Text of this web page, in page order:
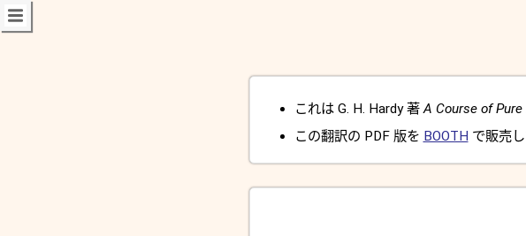
これは G. H. Hardy 著A Course of
この翻訳の PDF 版を BOOTH で販売し